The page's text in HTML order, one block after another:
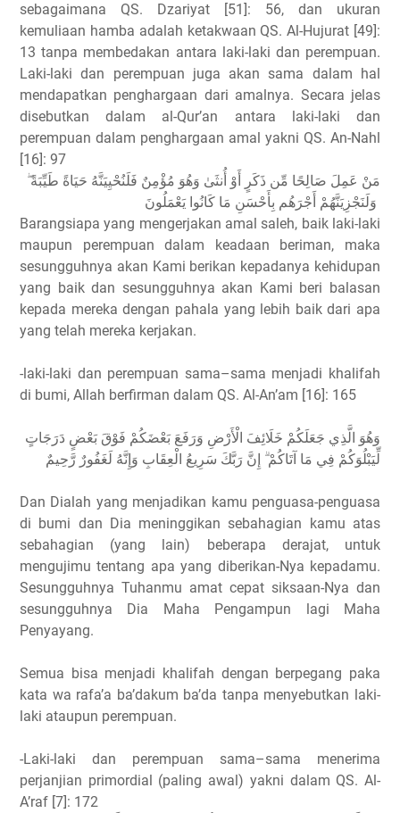
sebagaimana QS. Dzariyat [51]: 56, dan ukuran
kemuliaan hamba adalah ketakwaan QS. Al-Hujurat [49]:
13 tanpa membedakan antara laki-laki dan perempuan.
Laki-laki dan perempuan juga akan sama dalam hal
mendapatkan penghargaan dari amalnya. Secara jelas
disebutkan dalam al-Qur’an antara laki-laki dan
perempuan dalam penghargaan amal yakni QS. An-Nahl
[16]: 97
مَنْ عَمِلَ صَالِحًا مِّن ذَكَرٍ أَوْ أُنثَىٰ وَهُوَ مُؤْمِنٌ فَلَنُحْيِيَنَّهُ حَيَاةً طَيِّبَةً ۖ
Barangsiapa yang mengerjakan amal saleh, baik laki-laki
maupun perempuan dalam keadaan beriman, maka
sesungguhnya akan Kami berikan kepadanya kehidupan
yang baik dan sesungguhnya akan Kami beri balasan
kepada mereka dengan pahala yang lebih baik dari apa
yang telah mereka kerjakan.
-laki-laki dan perempuan sama–sama menjadi khalifah
di bumi, Allah berfirman dalam QS. Al-An’am [16]: 165
وَهُوَ الَّذِي جَعَلَكُمْ خَلَائِفَ الْأَرْضِ وَرَفَعَ بَعْضَكُمْ فَوْقَ بَعْضٍ دَرَجَاتٍ
لِّيَبْلُوَكُمْ فِي مَا آتَاكُمْ ۗ إِنَّ رَبَّكَ سَرِيعُ الْعِقَابِ وَإِنَّهُ لَغَفُورٌ رَّحِيمٌ
Dan Dialah yang menjadikan kamu penguasa-penguasa
di bumi dan Dia meninggikan sebahagian kamu atas
sebahagian (yang lain) beberapa derajat, untuk
mengujimu tentang apa yang diberikan-Nya kepadamu.
Sesungguhnya Tuhanmu amat cepat siksaan-Nya dan
sesungguhnya Dia Maha Pengampun lagi Maha
Penyayang.
Semua bisa menjadi khalifah dengan berpegang paka
kata wa rafa’a ba’dakum ba’da tanpa menyebutkan laki-
laki ataupun perempuan.
-Laki-laki dan perempuan sama–sama menerima
perjanjian primordial (paling awal) yakni dalam QS. Al-
A’raf [7]: 172